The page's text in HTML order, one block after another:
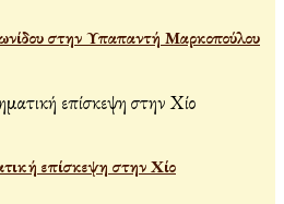
στην Υπαπαντή Μαρκοπούλου
επίσκεψη στην Χίο